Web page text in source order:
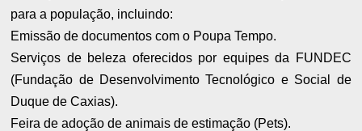
para a população, incluindo:
Emissão de documentos com o Poupa Tempo.
Serviços de beleza oferecidos por equipes da FUNDEC
(Fundação de Desenvolvimento Tecnológico e Social de
Duque de Caxias).
Feira de adoção de animais de estimação (Pets).